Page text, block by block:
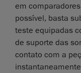
em
possível, basta
teste equipadas
de suporte das
contato com a